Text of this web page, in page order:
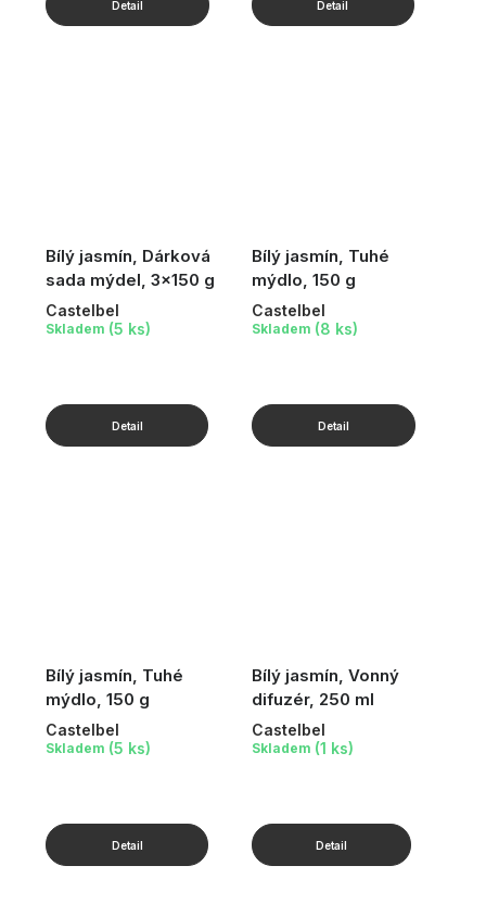
Bílý jasmín, Dárková
sada mýdel, 3x150 g
Castelbel
Skladem (5 ks)
Bílý jasmín, Tuhé
mýdlo, 150 g
Castelbel
Skladem (8 ks)
Bílý jasmín, Tuhé
mýdlo, 150 g
Castelbel
Skladem (5 ks)
Bílý jasmín, Vonný
difuzér, 250 ml
Castelbel
Skladem (1 ks)